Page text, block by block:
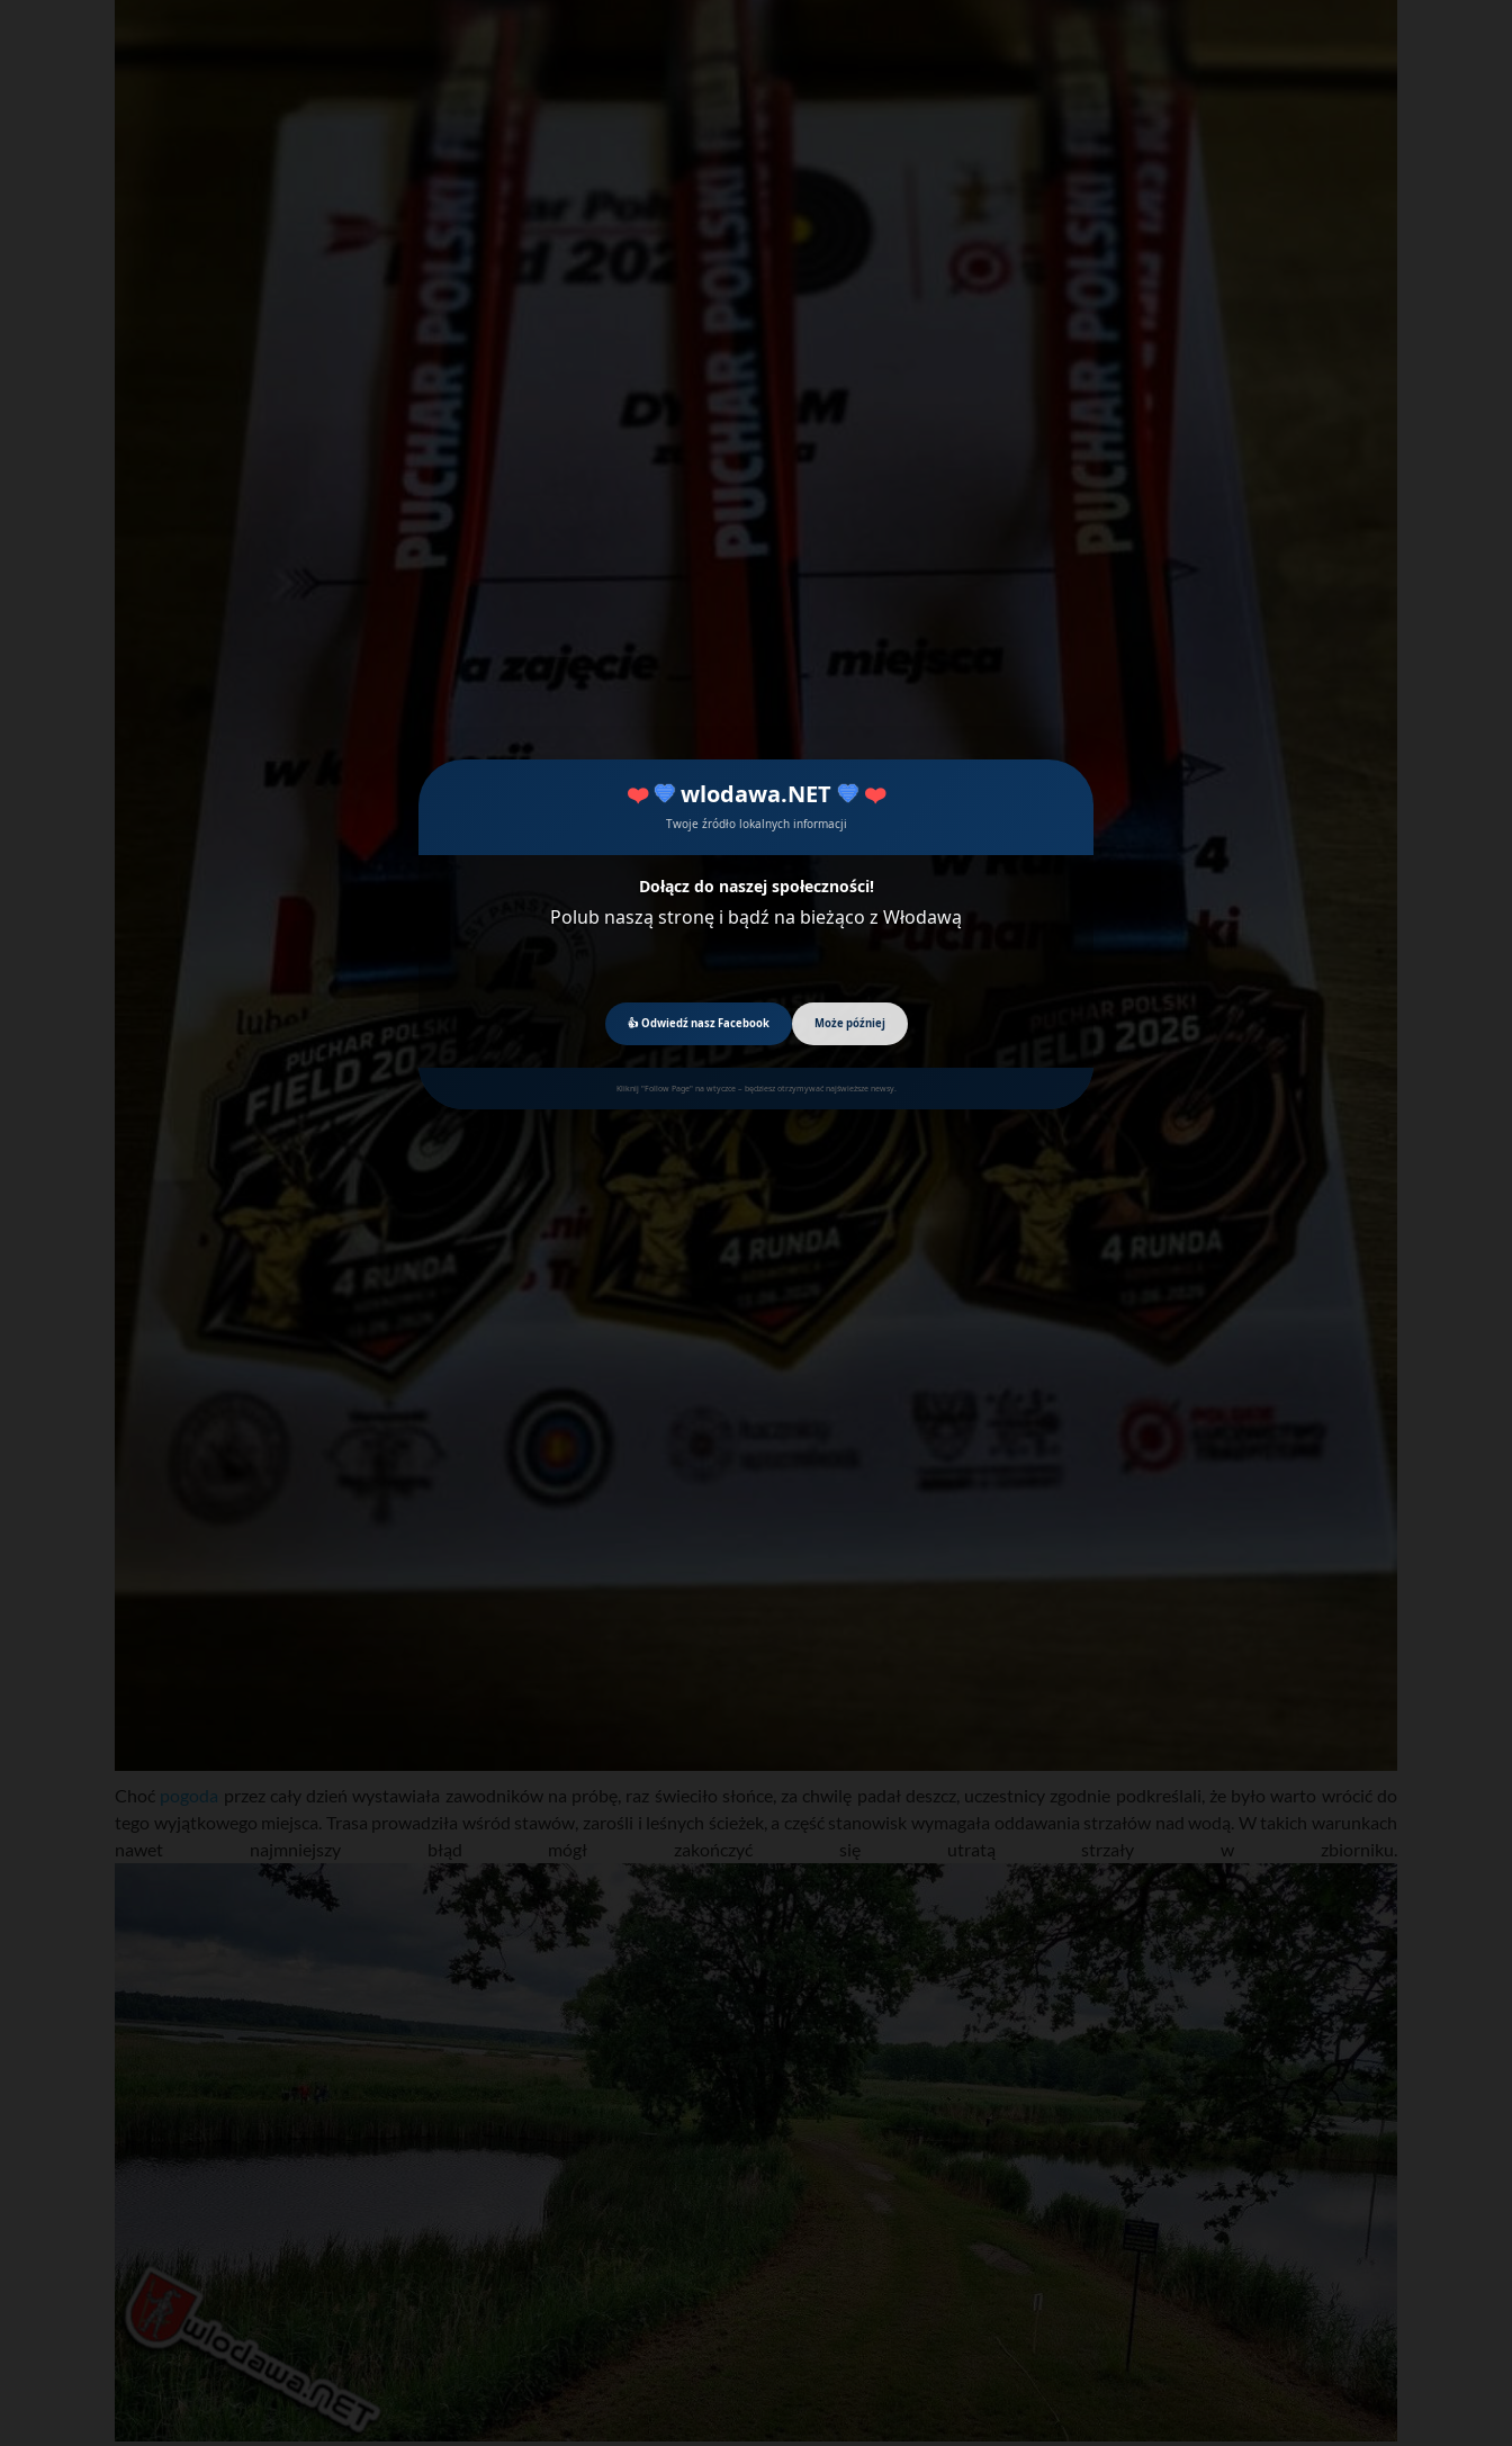
❤️ 💙wlodawa.NET 💙 ❤️
Twoje źródło lokalnych informacji
Dołącz do naszej społeczności!
Polub naszą stronę i bądź na bieżąco z Włodawą
👍 Odwiedź nasz Facebook Może później
Kliknij "Follow Page" na wtyczce – będziesz otrzymywać najświeższe newsy.
Choć pogoda przez cały dzień wystawiała zawodników na próbę, raz świeciło słońce, za chwilę padał deszcz, uczestnicy zgodnie podkreślali, że było warto wrócić do
tego wyjątkowego miejsca. Trasa prowadziła wśród stawów, zarośli i leśnych ścieżek, a część stanowisk wymagała oddawania strzałów nad wodą. W takich warunkach
nawet najmniejszy błąd mógł zakończyć się utratą strzały w zbiorniku.